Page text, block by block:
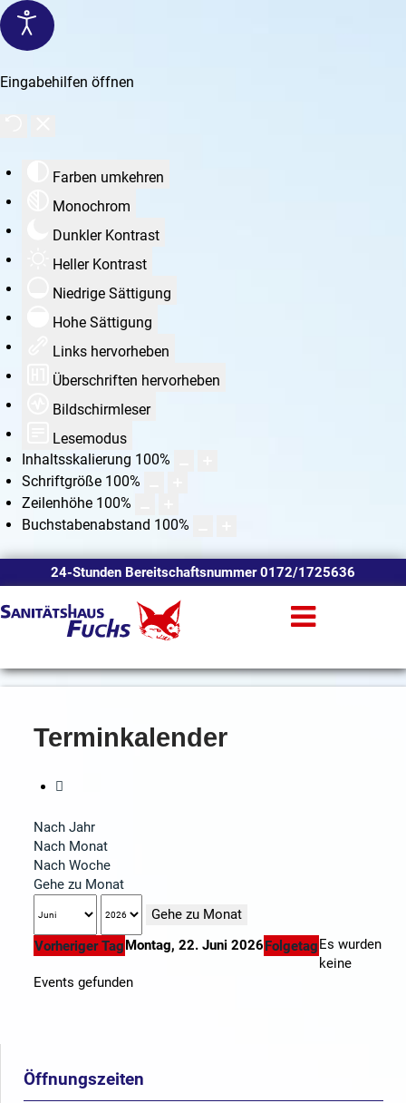
Eingabehilfen öffnen
Farben umkehren
Monochrom
Dunkler Kontrast
Heller Kontrast
Niedrige Sättigung
Hohe Sättigung
Links hervorheben
Überschriften hervorheben
Bildschirmleser
Lesemodus
Inhaltsskalierung 100%
Schriftgröße 100%
Zeilenhöhe 100%
Buchstabenabstand 100%
24-Stunden Bereitschaftsnummer 0172/1725636
Terminkalender
Nach Jahr
Nach Monat
Nach Woche
Gehe zu Monat
Gehe zu Monat
Vorheriger Tag Montag, 22. Juni 2026 Folgetag Es wurden
keine
Events gefunden
Öffnungszeiten